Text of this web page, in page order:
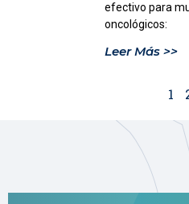
efectivo para
oncológicos:
Leer Más >>
1